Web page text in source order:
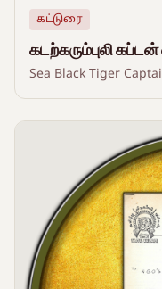
கட்டுரை
கடற்கரும்புலி
Sea Black Tiger